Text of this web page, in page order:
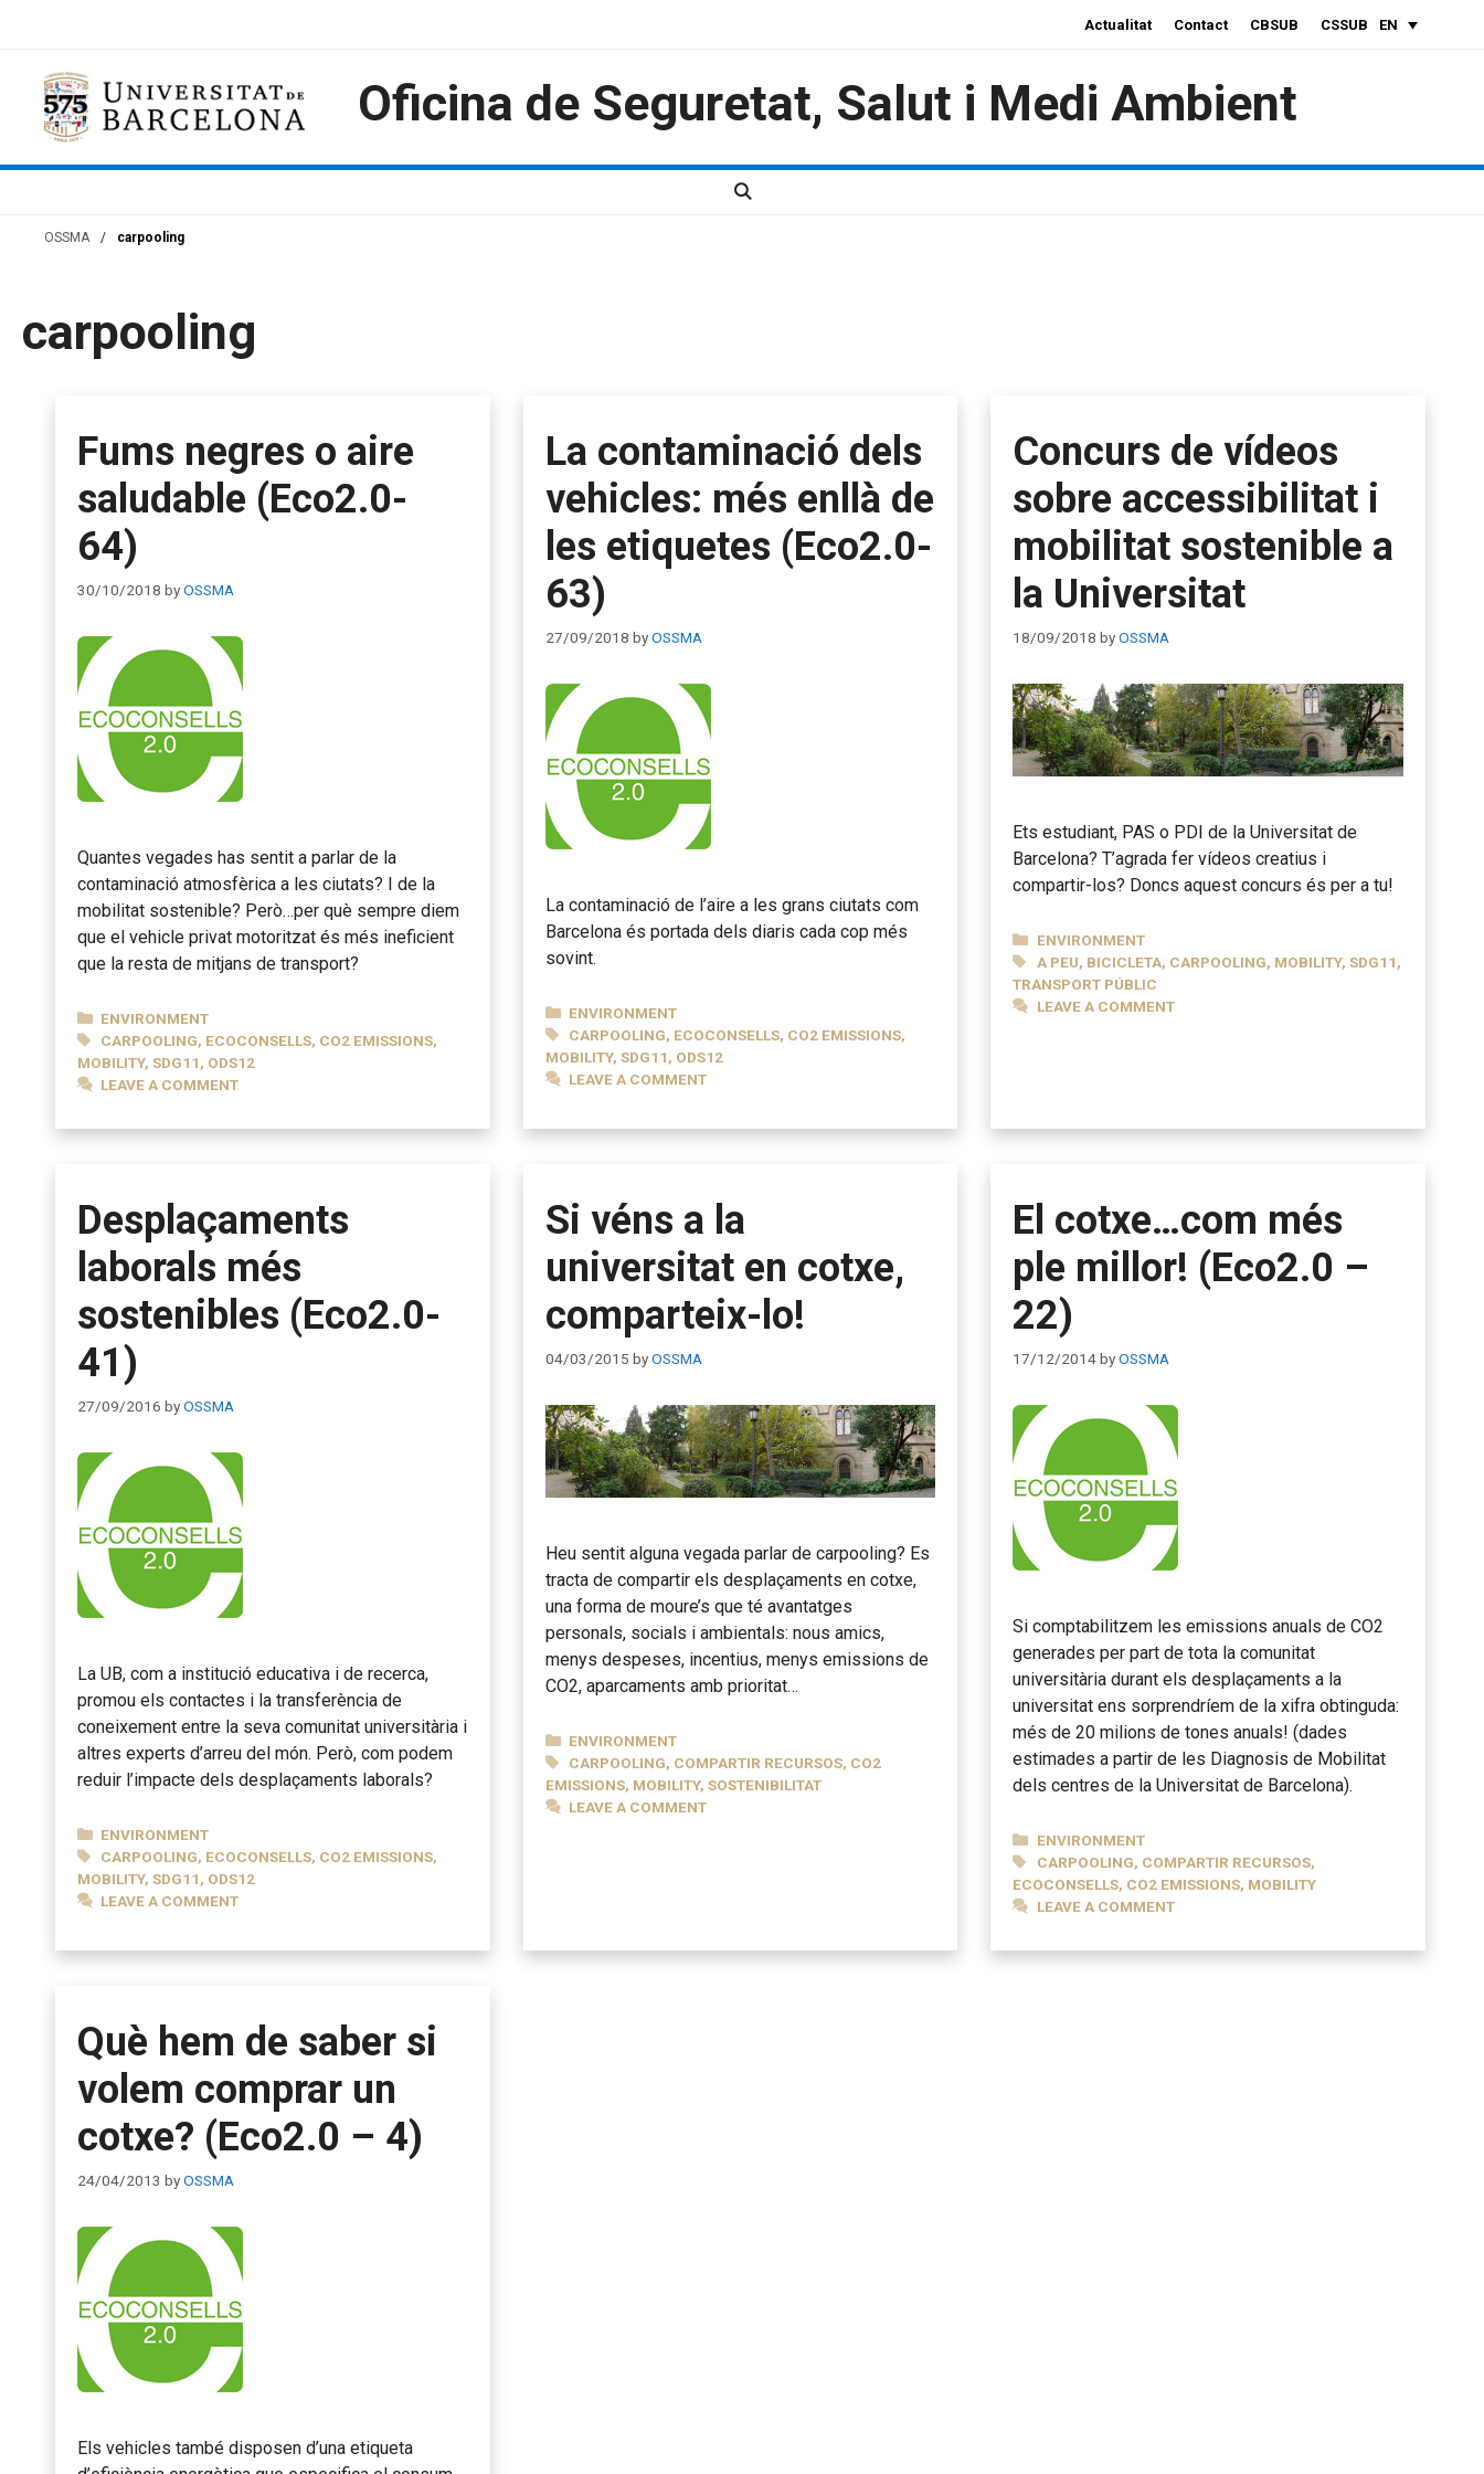
EN
Actualitat Contact CBSUB CSSUB
Oficina de Seguretat, Salut i Medi Ambient
OSSMA / carpooling
carpooling
Fums negres o aire
saludable (Eco2.0-
64)
30/10/2018 byOSSMA
Quantes vegades has sentit a parlar de la
contaminació atmosfèrica a les ciutats? I de la
mobilitat sostenible? Però…per què sempre diem
que el vehicle privat motoritzat és més ineficient
que la resta de mitjans de transport?
CATEGORIES
ENVIRONMENT
TAGS
CARPOOLING, ECOCONSELLS, CO2 EMISSIONS,
MOBILITY, SDG11, ODS12
LEAVE A COMMENT
La contaminació dels
vehicles: més enllà de
les etiquetes (Eco2.0-
63)
27/09/2018 byOSSMA
La contaminació de l’aire a les grans ciutats com
Barcelona és portada dels diaris cada cop més
sovint.
CATEGORIES
ENVIRONMENT
TAGS
CARPOOLING, ECOCONSELLS, CO2 EMISSIONS,
MOBILITY, SDG11, ODS12
LEAVE A COMMENT
Concurs de vídeos
sobre accessibilitat i
mobilitat sostenible a
la Universitat
18/09/2018 byOSSMA
Ets estudiant, PAS o PDI de la Universitat de
Barcelona? T’agrada fer vídeos creatius i
compartir-los? Doncs aquest concurs és per a tu!
CATEGORIES
ENVIRONMENT
TAGS
A PEU, BICICLETA, CARPOOLING, MOBILITY, SDG11,
TRANSPORT PÚBLIC
LEAVE A COMMENT
Desplaçaments
laborals més
sostenibles (Eco2.0-
41)
27/09/2016 byOSSMA
La UB, com a institució educativa i de recerca,
promou els contactes i la transferència de
coneixement entre la seva comunitat universitària i
altres experts d’arreu del món. Però, com podem
reduir l’impacte dels desplaçaments laborals?
CATEGORIES
ENVIRONMENT
TAGS
CARPOOLING, ECOCONSELLS, CO2 EMISSIONS,
MOBILITY, SDG11, ODS12
LEAVE A COMMENT
Si véns a la
universitat en cotxe,
comparteix-lo!
04/03/2015 byOSSMA
Heu sentit alguna vegada parlar de carpooling? Es
tracta de compartir els desplaçaments en cotxe,
una forma de moure’s que té avantatges
personals, socials i ambientals: nous amics,
menys despeses, incentius, menys emissions de
CO2, aparcaments amb prioritat…
CATEGORIES
ENVIRONMENT
TAGS
CARPOOLING, COMPARTIR RECURSOS, CO2
EMISSIONS, MOBILITY, SOSTENIBILITAT
LEAVE A COMMENT
El cotxe…com més
ple millor! (Eco2.0 –
22)
17/12/2014 byOSSMA
Si comptabilitzem les emissions anuals de CO2
generades per part de tota la comunitat
universitària durant els desplaçaments a la
universitat ens sorprendríem de la xifra obtinguda:
més de 20 milions de tones anuals! (dades
estimades a partir de les Diagnosis de Mobilitat
dels centres de la Universitat de Barcelona).
CATEGORIES
ENVIRONMENT
TAGS
CARPOOLING, COMPARTIR RECURSOS,
ECOCONSELLS, CO2 EMISSIONS, MOBILITY
LEAVE A COMMENT
Què hem de saber si
volem comprar un
cotxe? (Eco2.0 – 4)
24/04/2013 byOSSMA
Els vehicles també disposen d’una etiqueta